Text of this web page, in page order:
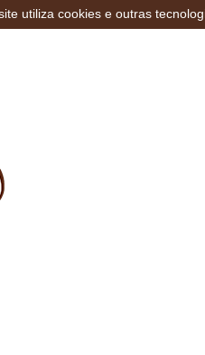
utiliza cookies e outras